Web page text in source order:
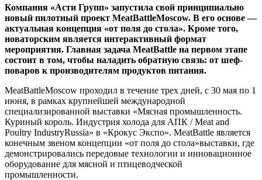
Компания «Асти Групп» запустила свой принципиально
новый пилотный проект MeatBattleMoscow. В его основе —
актуальная концепция «от поля до стола». Кроме того,
новаторским является интерактивный формат
мероприятия. Главная задача MeatBattle на первом этапе
состоит в том, чтобы наладить обратную связь: от шеф-
поваров к производителям продуктов питания.
MeatBattleMoscow проходил в течение трех дней, с 30 мая по 1
июня, в рамках крупнейшей международной
специализированной выставки «Мясная промышленность.
Куриный король. Индустрия холода для АПК /Meat and
Poultry IndustryRussia» в «Крокус Экспо». MeatBattle является
конечным звеном концепции «от поля до стола»выставки, где
демонстрировались передовые технологии и инновационное
оборудование для мясной и птицеводческой
промышленности.